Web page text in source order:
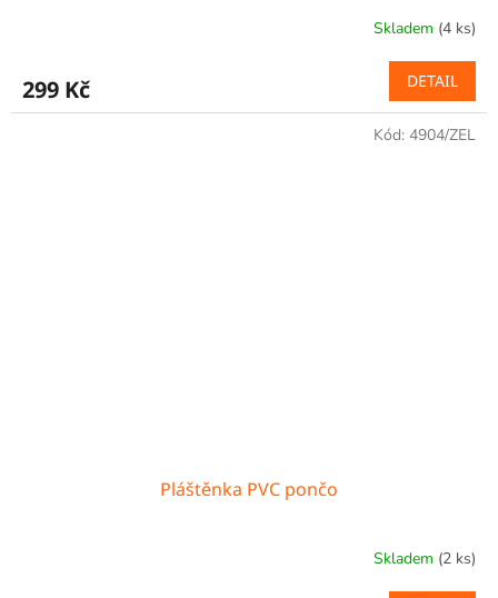
Skladem (4 ks)
299 Kč DETAIL
Pláštěnka PVC pončo
Skladem (2 ks)
Kód: 4904/ZEL